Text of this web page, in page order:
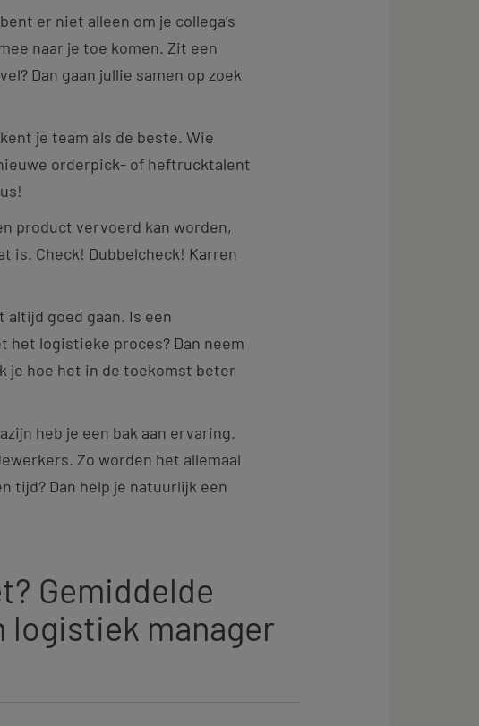
er niet alleen om je collega’s
naar je toe komen. Zit een
Dan gaan jullie samen op zoek
je team als de beste. Wie
orderpick- of heftrucktalent
product vervoerd kan worden,
is. Check! Dubbelcheck! Karren
altijd goed gaan. Is een
logistieke proces? Dan neem
je hoe het in de toekomst beter
heb je een bak aan ervaring.
Zo worden het allemaal
tijd? Dan help je natuurlijk een
Gemiddelde
logistiek manager